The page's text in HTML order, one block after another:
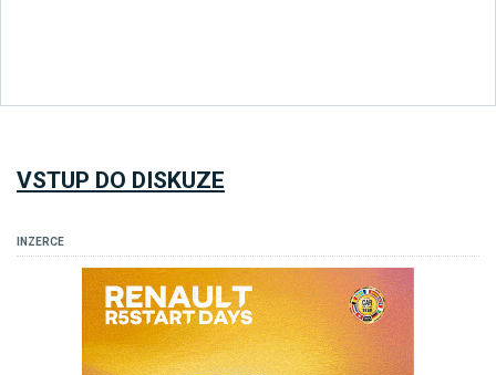
VSTUP DO DISKUZE
INZERCE